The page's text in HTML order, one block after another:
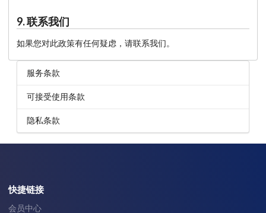
9. 联系我们
如果您对此政策有任何疑虑，请联系我们。
服务条款
可接受使用条款
隐私条款
快捷链接
会员中心